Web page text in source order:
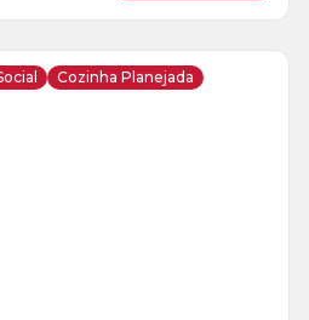
Cozinha Planejada